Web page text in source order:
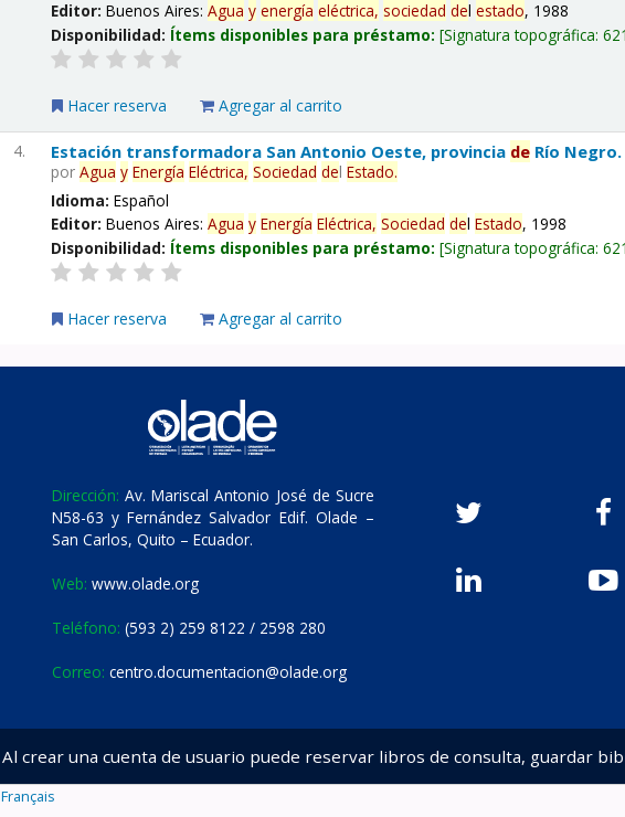
Editor:Buenos Aires:Agua y energía eléctrica, sociedad delestado, 1988
Disponibilidad: Ítems disponibles para préstamo: Signatura topográfica:
Hacer reserva Agregar al carrito
4. Estación transformadora San Antonio Oeste, provincia de Río Negro.
porAgua y Energía Eléctrica, Sociedad delEstado.
Idioma:Español
Editor:Buenos Aires:Agua y Energía Eléctrica, Sociedad delEstado, 1998
Disponibilidad: Ítems disponibles para préstamo: Signatura topográfica:
Hacer reserva Agregar al carrito
Dirección: Av. Mariscal Antonio José de Sucre
N58-63 y Fernández Salvador Edif. Olade –
San Carlos, Quito – Ecuador.
Web: www.olade.org
Teléfono: (593 2) 259 8122 / 2598 280
Correo: centro.documentacion@olade.org
Al crear una cuenta de usuario puede reservar libros de consulta, guardar
Français